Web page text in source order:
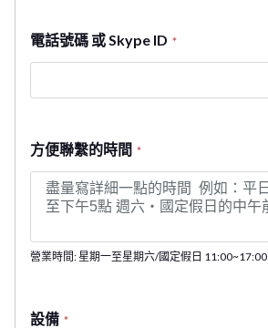
電話號碼 或 Skype ID *
方便聯繫的時間 *
營業時間: 星期一至星期六/國定假日 11:00~17:00
設備 *